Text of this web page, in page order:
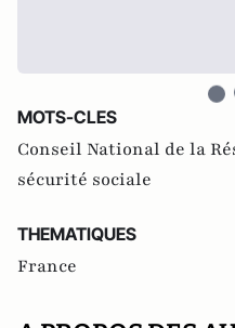
MOTS-CLES
Conseil National de la
sécurité sociale
THEMATIQUES
France